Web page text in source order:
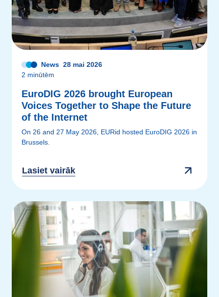
News 28 mai 2026
2 minūtēm
EuroDIG 2026 brought European
Voices Together to Shape the Future
of the Internet
On 26 and 27 May 2026, EURid hosted EuroDIG 2026 in
Brussels.
Lasiet vairāk